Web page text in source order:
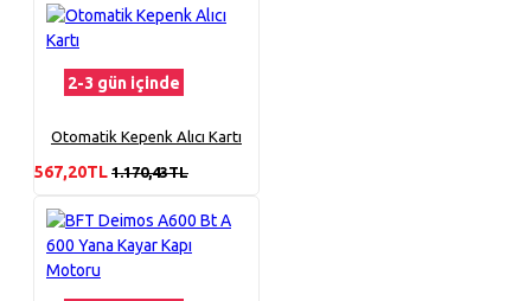
2-3 gün içinde
Otomatik Kepenk Alıcı Kartı
567,20TL 1.170,43TL